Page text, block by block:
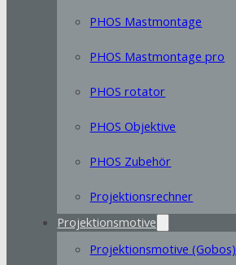
PHOS Mastmontage
PHOS Mastmontage pro
PHOS rotator
PHOS Objektive
PHOS Zubehör
Projektionsrechner
Projektionsmotive
Projektionsmotive (Gobos)